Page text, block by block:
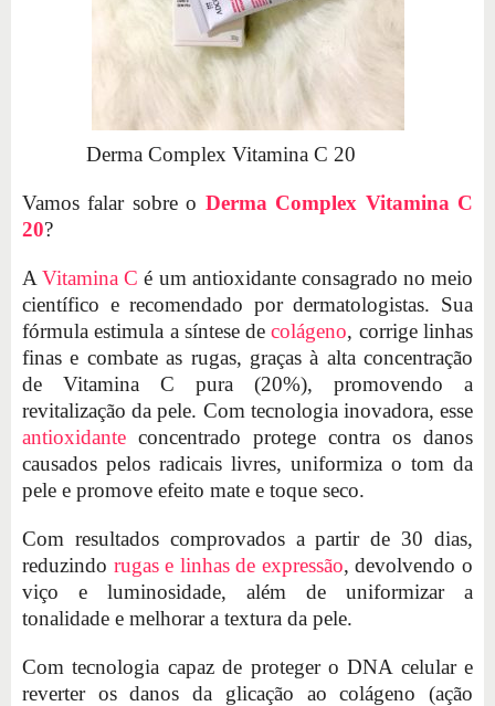
Derma Complex Vitamina C 20
Vamos falar sobre o Derma Complex Vitamina C
20?
AVitamina C é um antioxidante consagrado no meio
científico e recomendado por dermatologistas. Sua
fórmula estimula a síntese decolágeno, corrige linhas
finas e combate as rugas, graças à alta concentração
de Vitamina C pura (20%), promovendo a
revitalização da pele. Com tecnologia inovadora, esse
antioxidante concentrado protege contra os danos
causados pelos radicais livres, uniformiza o tom da
pele e promove efeito mate e toque seco.
Com resultados comprovados a partir de 30 dias,
reduzindo rugas e linhas de expressão, devolvendo o
viço e luminosidade, além de uniformizar a
tonalidade e melhorar a textura da pele.
Com tecnologia capaz de proteger o DNA celular e
reverter os danos da glicação ao colágeno (ação